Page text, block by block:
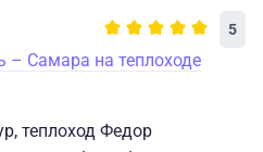
5
– Самара на теплоходе
теплоход Федор